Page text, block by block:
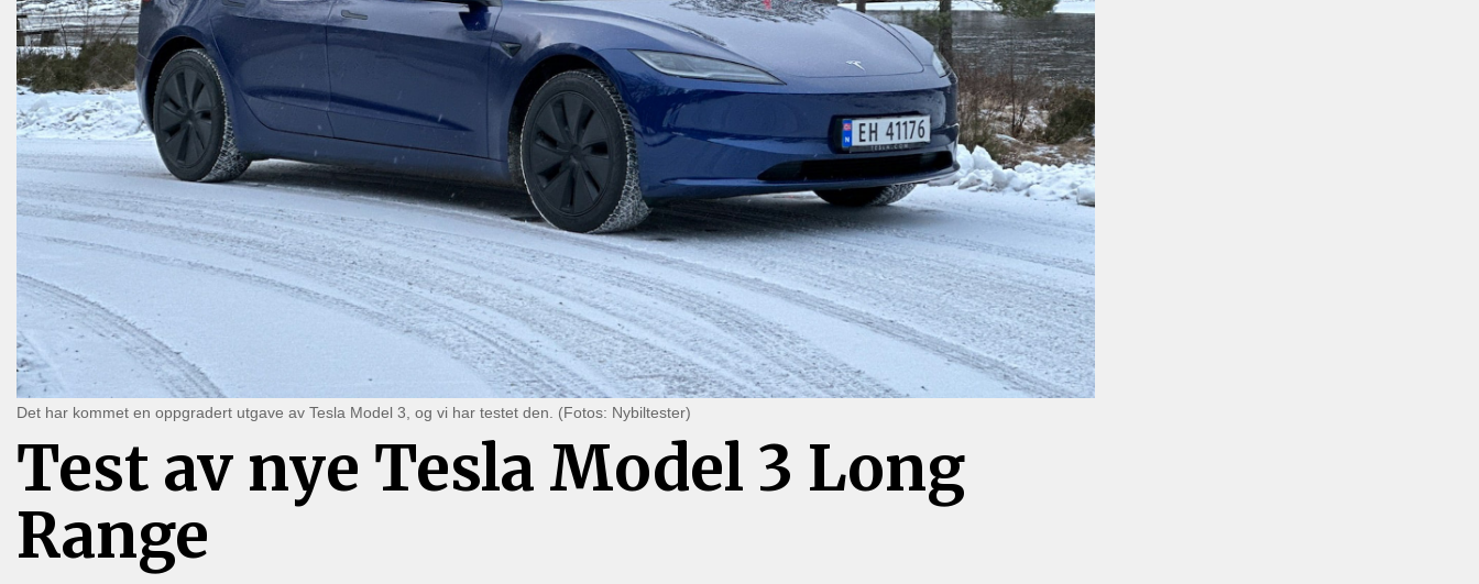
Det har kommet en oppgradert utgave av Tesla Model 3, og vi har testet den. (Fotos: Nybiltester)
Test av nye Tesla Model 3 Long
Range